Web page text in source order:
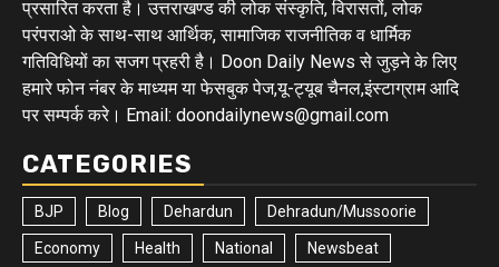
प्रसारित करता है। उत्तराखण्ड की लोक संस्कृति, विरासतों, लोक
परंपराओ के साथ-साथ आर्थिक, सामाजिक राजनीतिक व धार्मिक
गतिविधियों का सजग प्रहरी है। Doon Daily News से जुड़ने के लिए
हमारे फोन नंबर के माध्यम या फेसबुक पेज,यू-ट्यूब चैनल,इंस्टाग्राम आदि
पर सम्पर्क करे। Email: doondailynews@gmail.com
CATEGORIES
BJP Blog Dehardun Dehradun/Mussoorie
Economy Health National Newsbeat